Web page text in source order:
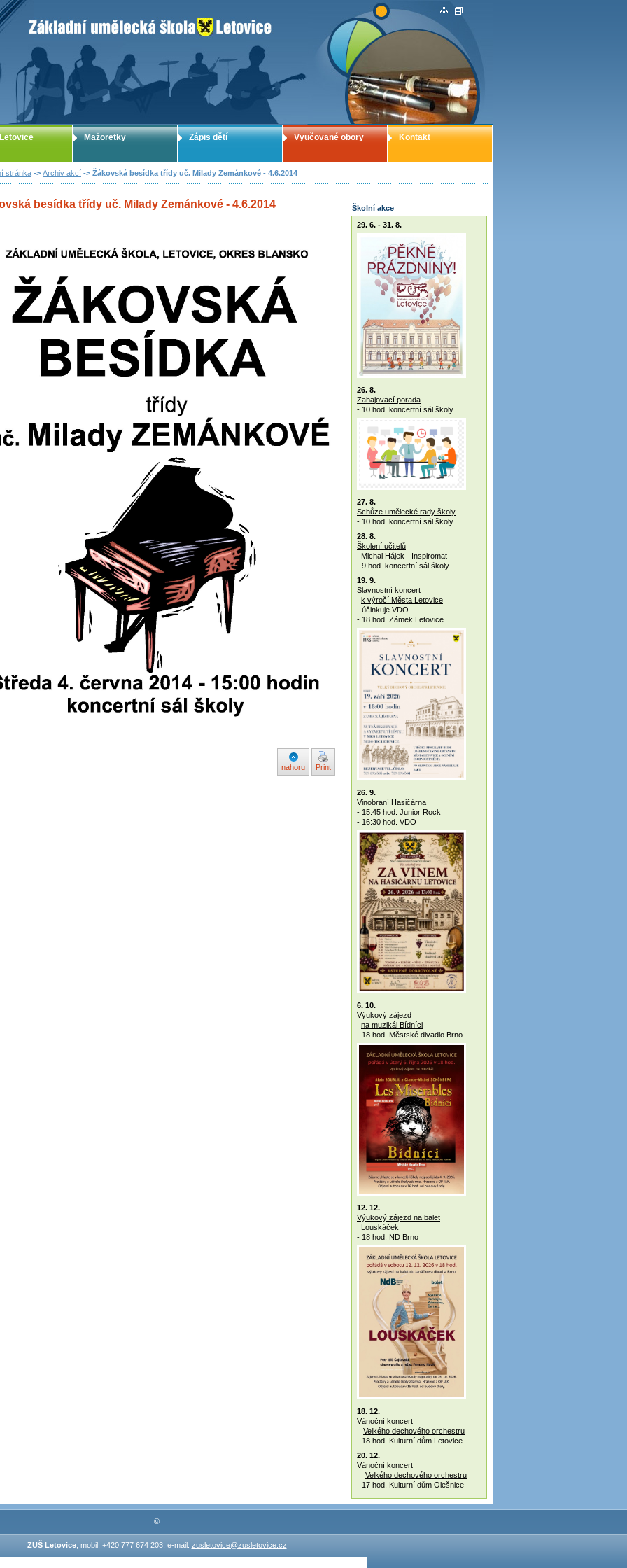
ZUŠ Letovice - Základní umělecká škola
stránka -> Archiv akcí -> Žákovská besídka třídy uč. Milady Zemánkové - 4.6.2014
besídka třídy uč. Milady Zemánkové - 4.6.2014
nahoru Print
Školní akce
29. 6. - 31. 8.
26. 8.
Zahajovací porada
- 10 hod. koncertní sál školy
27. 8.
Schůze umělecké rady školy
- 10 hod. koncertní sál školy
28. 8.
Školení učitelů
Michal Hájek - Inspiromat
- 9 hod. koncertní sál školy
19. 9.
Slavnostní koncert
k výročí Města Letovice
- účinkuje VDO
- 18 hod. Zámek Letovice
26. 9.
Vinobraní Hasičárna
- 15:45 hod. Junior Rock
- 16:30 hod. VDO
6. 10.
Výukový zájezd
na muzikál Bídníci
- 18 hod. Městské divadlo Brno
12. 12.
Výukový zájezd na balet
Louskáček
- 18 hod. ND Brno
18. 12.
Vánoční koncert
Velkého dechového orchestru
- 18 hod. Kulturní dům Letovice
20. 12.
Vánoční koncert
Velkého dechového orchestru
- 17 hod. Kulturní dům Olešnice
Mažoretky Zápis dětí Vyučované obory Kontakt
©
ZUŠ Letovice, mobil: +420 777 674 203, e-mail: zusletovice@zusletovice.cz